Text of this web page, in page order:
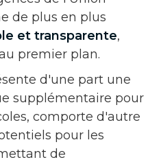
de plus en plus
et transparente,
premier plan.
d'une part une
supplémentaire pour
comporte d'autre
pour les
de